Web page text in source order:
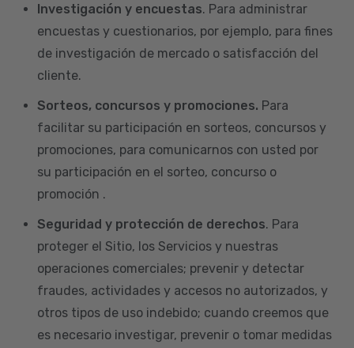
Investigación y encuestas. Para administrar
encuestas y cuestionarios, por ejemplo, para fines
de investigación de mercado o satisfacción del
cliente.
Sorteos, concursos y promociones. Para
facilitar su participación en sorteos, concursos y
promociones, para comunicarnos con usted por
su participación en el sorteo, concurso o
promoción .
Seguridad y protección de derechos. Para
proteger el Sitio, los Servicios y nuestras
operaciones comerciales; prevenir y detectar
fraudes, actividades y accesos no autorizados, y
otros tipos de uso indebido; cuando creemos que
es necesario investigar, prevenir o tomar medidas